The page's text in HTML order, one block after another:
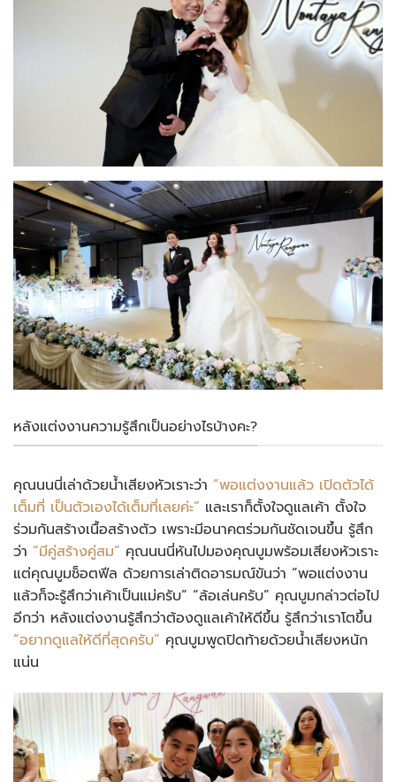
หลังแต่งงานความรู้สึกเป็นอย่างไรบ้างคะ?
คุณนนนี่เล่าด้วยน้ำเสียงหัวเราะว่า “พอแต่งงานแล้ว เปิดตัวได้
เต็มที่ เป็นตัวเองได้เต็มที่เลยค่ะ” และเราก็ตั้งใจดูแลเค้า ตั้งใจ
ร่วมกันสร้างเนื้อสร้างตัว เพราะมีอนาคตร่วมกันชัดเจนขึ้น รู้สึก
ว่า “มีคู่สร้างคู่สม” คุณนนนี่หันไปมองคุณบูมพร้อมเสียงหัวเราะ
แต่คุณบูมช็อตฟีล ด้วยการเล่าติดอารมณ์ขันว่า “พอแต่งงาน
แล้วก็จะรู้สึกว่าเค้าเป็นแม่ครับ” “ล้อเล่นครับ” คุณบูมกล่าวต่อไป
อีกว่า หลังแต่งงานรู้สึกว่าต้องดูแลเค้าให้ดีขึ้น รู้สึกว่าเราโตขึ้น
“อยากดูแลให้ดีที่สุดครับ” คุณบูมพูดปิดท้ายด้วยน้ำเสียงหนัก
แน่น